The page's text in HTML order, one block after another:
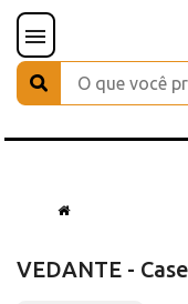
VEDANTE -